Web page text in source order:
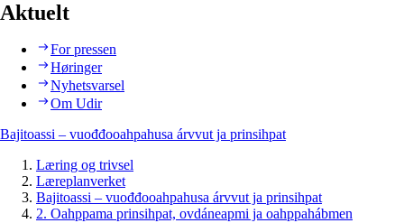
Aktuelt
For pressen
Høringer
Nyhetsvarsel
Om Udir
Bajitoassi – vuođđooahpahusa árvvut ja prinsihpat
Læring og trivsel
Læreplanverket
Bajitoassi – vuođđooahpahusa árvvut ja prinsihpat
2. Oahppama prinsihpat, ovdáneapmi ja oahppahábmen